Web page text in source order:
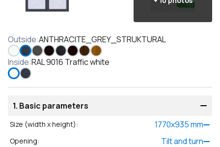
Outside:ANTHRACITE_GREY_STRUKTURAL
Inside:RAL 9016 Traffic white
1. Basic parameters
Size (width x height): 1770x935mm
Opening: Tilt and turn